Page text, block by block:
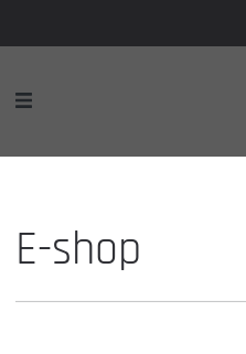
E-shop